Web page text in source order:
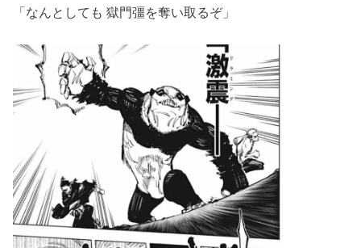
「なんとしても 獄門彊を奪い取るぞ」